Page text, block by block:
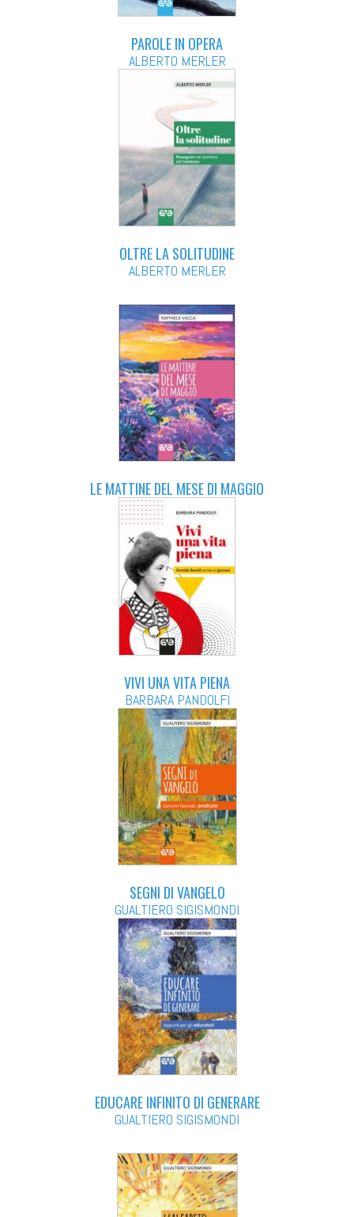
PAROLE IN OPERA
ALBERTO MERLER
OLTRE LA SOLITUDINE
ALBERTO MERLER
LE MATTINE DEL MESE DI MAGGIO
VIVI UNA VITA PIENA
BARBARA PANDOLFI
SEGNI DI VANGELO
GUALTIERO SIGISMONDI
EDUCARE INFINITO DI GENERARE
GUALTIERO SIGISMONDI